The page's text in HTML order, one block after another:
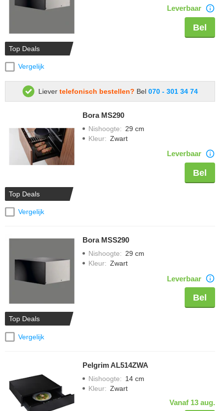
Top Deals
Vergelijk
Leverbaar
Bel
Liever telefonisch bestellen? Bel 070 - 301 34 74
Top Deals
Vergelijk
Bora MS290
Nishoogte: 29 cm
Kleur: Zwart
Leverbaar
Bel
Top Deals
Vergelijk
Bora MSS290
Nishoogte: 29 cm
Kleur: Zwart
Leverbaar
Bel
Pelgrim AL514ZWA
Nishoogte: 14 cm
Kleur: Zwart
Vanaf 13 aug.